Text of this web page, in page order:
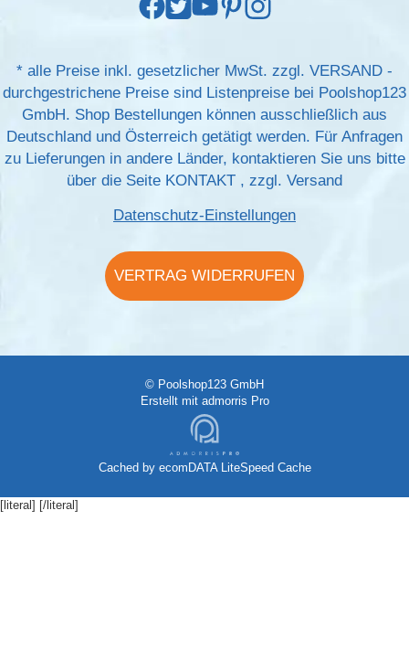
* alle Preise inkl. gesetzlicher MwSt. zzgl. VERSAND -
durchgestrichene Preise sind Listenpreise bei Poolshop123
GmbH. Shop Bestellungen können ausschließlich aus
Deutschland und Österreich getätigt werden. Für Anfragen
zu Lieferungen in andere Länder, kontaktieren Sie uns bitte
über die Seite KONTAKT , zzgl. Versand
Datenschutz-Einstellungen
VERTRAG WIDERRUFEN
© Poolshop123 GmbH
Erstellt mit admorris Pro
Cached by ecomDATA LiteSpeed Cache
[literal] [/literal]